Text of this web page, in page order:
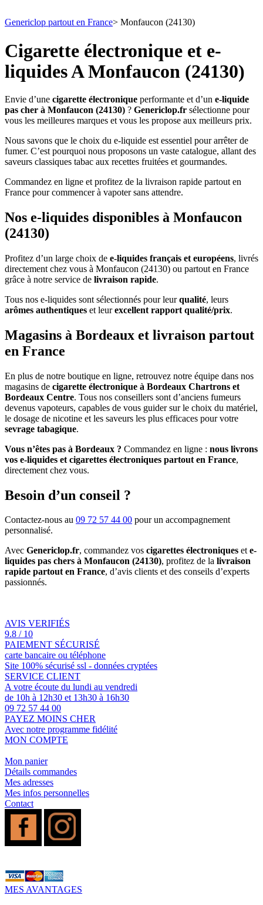
Genericlop partout en France> Monfaucon (24130)
Cigarette électronique et e-
liquides A Monfaucon (24130)
Envie d’une cigarette électronique performante et d’un e-liquide
pas cher à Monfaucon (24130) ? Genericlop.fr sélectionne pour
vous les meilleures marques et vous les propose aux meilleurs prix.
Nous savons que le choix du e-liquide est essentiel pour arrêter de
fumer. C’est pourquoi nous proposons un vaste catalogue, allant des
saveurs classiques tabac aux recettes fruitées et gourmandes.
Commandez en ligne et profitez de la livraison rapide partout en
France pour commencer à vapoter sans attendre.
Nos e-liquides disponibles à Monfaucon
(24130)
Profitez d’un large choix de e-liquides français et européens, livrés
directement chez vous à Monfaucon (24130) ou partout en France
grâce à notre service de livraison rapide.
Tous nos e-liquides sont sélectionnés pour leurqualité, leurs
arômes authentiques et leurexcellent rapport qualité/prix.
Magasins à Bordeaux et livraison partout
en France
En plus de notre boutique en ligne, retrouvez notre équipe dans nos
magasins de cigarette électronique à Bordeaux Chartrons et
Bordeaux Centre. Tous nos conseillers sont d’anciens fumeurs
devenus vapoteurs, capables de vous guider sur le choix du matériel,
le dosage de nicotine et les saveurs les plus efficaces pour votre
sevrage tabagique.
Vous n’êtes pas à Bordeaux ? Commandez en ligne : nous livrons
vos e-liquides et cigarettes électroniques partout en France,
directement chez vous.
Besoin d’un conseil ?
Contactez-nous au 09 72 57 44 00 pour un accompagnement
personnalisé.
Avec Genericlop.fr, commandez vos cigarettes électroniques ete-
liquides pas chers à Monfaucon (24130), profitez de la livraison
rapide partout en France, d’avis clients et des conseils d’experts
passionnés.
AVIS VERIFIÉS
9.8 / 10
PAIEMENT SÉCURISÉ
carte bancaire ou téléphone
Site 100% sécurisé ssl - données cryptées
SERVICE CLIENT
A votre écoute du lundi au vendredi
de 10h à 12h30 et 13h30 à 16h30
09 72 57 44 00
PAYEZ MOINS CHER
Avec notre programme fidélité
MON COMPTE
Mon panier
Détails commandes
Mes adresses
Mes infos personnelles
Contact
MES AVANTAGES